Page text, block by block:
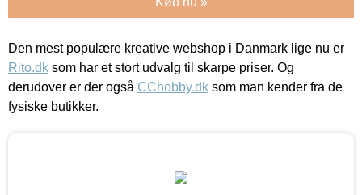
Den mest populære kreative webshop i Danmark lige nu er
Rito.dk som har et stort udvalg til skarpe priser. Og
derudover er der også CChobby.dk som man kender fra de
fysiske butikker.